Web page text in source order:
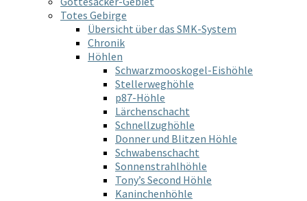
Totes Gebirge
Übersicht über das SMK-System
Chronik
Höhlen
Schwarzmooskogel-Eishöhle
Stellerweghöhle
p87-Höhle
Lärchenschacht
Schnellzughöhle
Donner und Blitzen Höhle
Schwabenschacht
Sonnenstrahlhöhle
Tony’s Second Höhle
Kaninchenhöhle